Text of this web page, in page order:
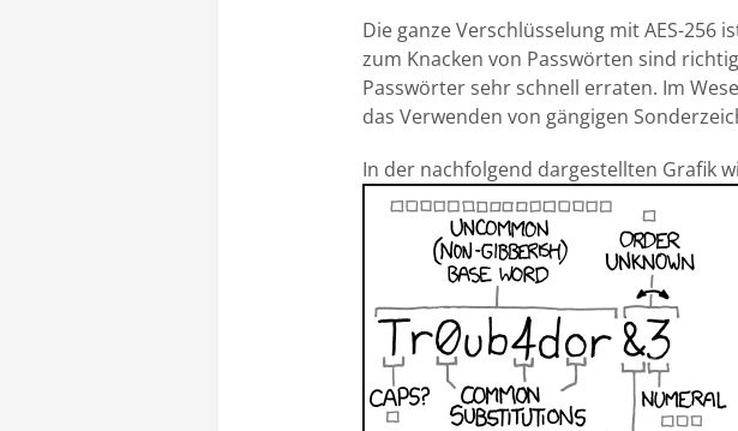
Die ganze Verschlüsselung mit AES-
zum Knacken von Passwörten sind
Passwörter sehr schnell erraten. Im
das Verwenden von gängigen
In der nachfolgend dargestellten Grafik